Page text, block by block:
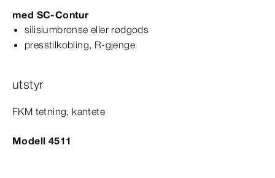
med SC‑Contur
silisiumbronse eller rødgods
presstilkobling, R-​gjenge
utstyr
FKM tetning, kantete
Modell 4511